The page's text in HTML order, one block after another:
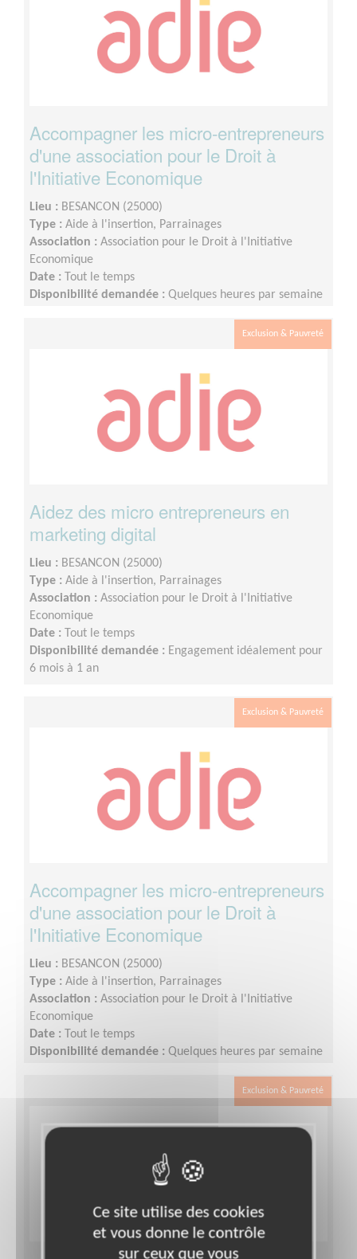
Accompagner les micro-entrepreneurs
d'une association pour le Droit à
l'Initiative Economique
Lieu : BESANCON (25000)
Type : Aide à l'insertion, Parrainages
Association : Association pour le Droit à l'Initiative
Economique
Date :
Tout le temps
Disponibilité demandée : Quelques heures par semaine
Exclusion & Pauvreté
Aidez des micro entrepreneurs en
marketing digital
Lieu : BESANCON (25000)
Type : Aide à l'insertion, Parrainages
Association : Association pour le Droit à l'Initiative
Economique
Date :
Tout le temps
Disponibilité demandée : Engagement idéalement pour
6 mois à 1 an
Exclusion & Pauvreté
Accompagner les micro-entrepreneurs
d'une association pour le Droit à
l'Initiative Economique
Lieu : BESANCON (25000)
Type : Aide à l'insertion, Parrainages
Association : Association pour le Droit à l'Initiative
Economique
Date :
Tout le temps
Disponibilité demandée : Quelques heures par semaine
Exclusion & Pauvreté
Ce site utilise des cookies
et vous donne le contrôle
sur ceux que vous